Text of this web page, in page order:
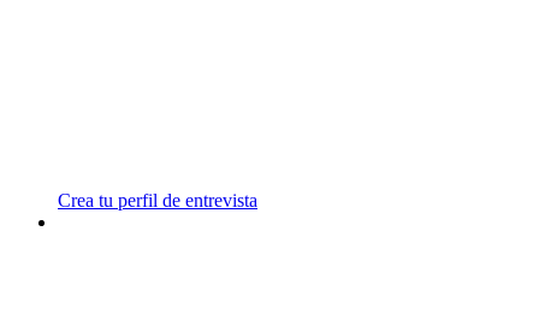
Crea tu perfil de entrevista